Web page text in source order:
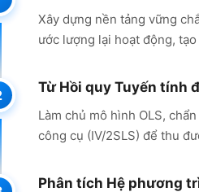
Xây dựng nền tảng vững
ước lượng lại hoạt động,
Từ Hồi quy Tuyến tính
Làm chủ mô hình OLS,
công cụ (IV/2SLS) để thu
Phân tích Hệ phương